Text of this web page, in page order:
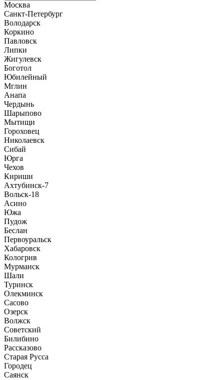
Москва
Санкт-Петербург
Володарск
Коркино
Павловск
Липки
Жигулевск
Боготол
Юбилейный
Мглин
Анапа
Чердынь
Шарыпово
Мытищи
Гороховец
Николаевск
Сибай
Юрга
Чехов
Кириши
Ахтубинск-7
Вольск-18
Асино
Южа
Пудож
Беслан
Первоуральск
Хабаровск
Кологрив
Мурманск
Шали
Туринск
Олекминск
Сасово
Озерск
Волжск
Советский
Билибино
Рассказово
Старая Русса
Городец
Саянск